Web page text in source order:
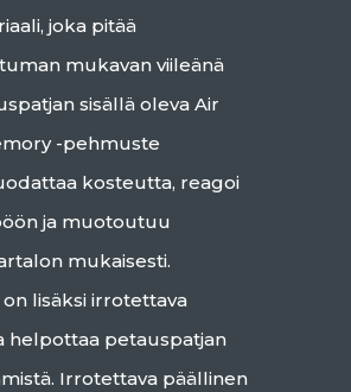
joka pitää
mukavan viileänä
sisällä oleva Air
-pehmuste
kosteutta, reagoi
ja muotoutuu
mukaisesti.
on lisäksi irrotettava
helpottaa petauspatjan
Irrotettava päällinen